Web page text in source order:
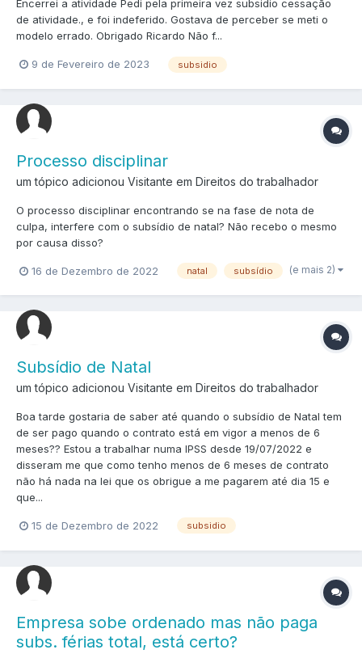
Encerrei a atividade Pedi pela primeira vez subsidio cessação
de atividade., e foi indeferido. Gostava de perceber se meti o
modelo errado. Obrigado Ricardo Não f...
9 de Fevereiro de 2023 subsidio
Processo disciplinar
um tópico adicionou Visitante em Direitos do trabalhador
O processo disciplinar encontrando se na fase de nota de
culpa, interfere com o subsídio de natal? Não recebo o mesmo
por causa disso?
16 de Dezembro de 2022 natal subsídio (e mais 2)
Subsídio de Natal
um tópico adicionou Visitante em Direitos do trabalhador
Boa tarde gostaria de saber até quando o subsídio de Natal tem
de ser pago quando o contrato está em vigor a menos de 6
meses?? Estou a trabalhar numa IPSS desde 19/07/2022 e
disseram me que como tenho menos de 6 meses de contrato
não há nada na lei que os obrigue a me pagarem até dia 15 e
que...
15 de Dezembro de 2022 subsidio
Empresa sobe ordenado mas não paga
subs. férias total, está certo?